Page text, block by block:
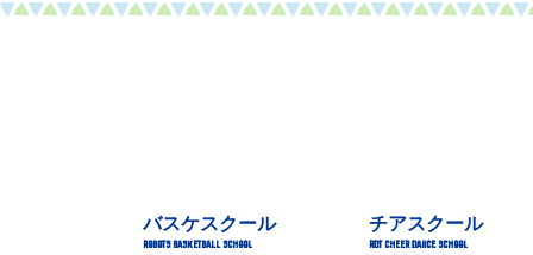
バスケスクール
ROBOTS BASKETBALL SCHOOL
チアスクール
RDT CHEER DANCE SCHOOL